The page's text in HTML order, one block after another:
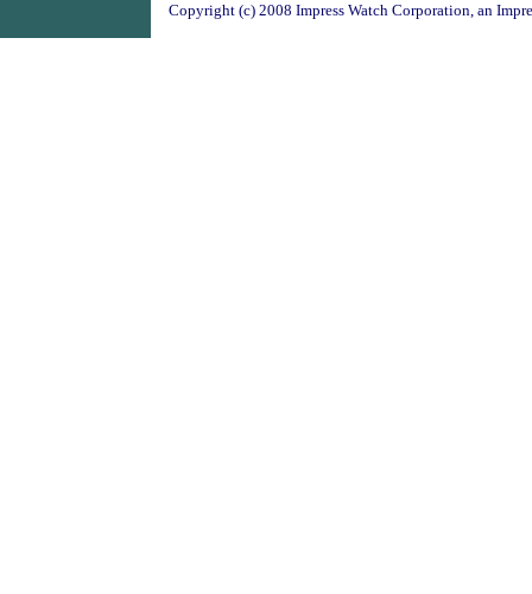
Copyright (c) 2008 Impress Watch Corporation, an